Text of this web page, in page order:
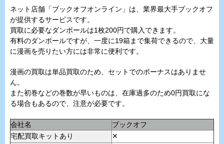
ネット店舗「ブックオフオンライン」は、業界最大手ブックオフ
が提供するサービスです。
買取に必要なダンボールは1枚200円で購入できます。
有料のダンボールですが、一度に19箱まで集荷できるので、大量
に漫画を売りたい方には非常に便利です。
漫画の買取は単品買取のため、セットでのボーナスはありませ
ん。
また初巻などの巻数が早いものは、在庫過多のため0円買取にな
る場合もあるので、注意が必要です。
会社名
ブックオフ
宅配買取キットあり
✕